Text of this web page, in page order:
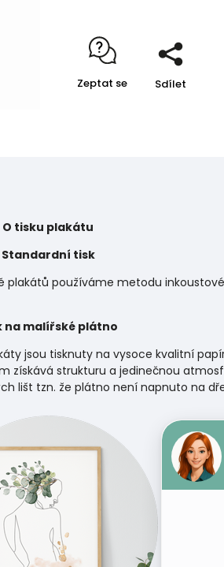
Zeptat se Sdílet
O tisku plakátu
Standardní tisk
používáme metodu
na malířské plátno
jsou tisknuty na vysoce kvalitní
získává strukturu a jedinečnou
lišt tzn. že plátno není napnuto na